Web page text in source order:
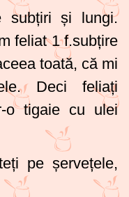
și lungi.
feliat 1 f.subțire
toată, că mi
Deci feliați
o tigaie cu ulei
pe șervețele,